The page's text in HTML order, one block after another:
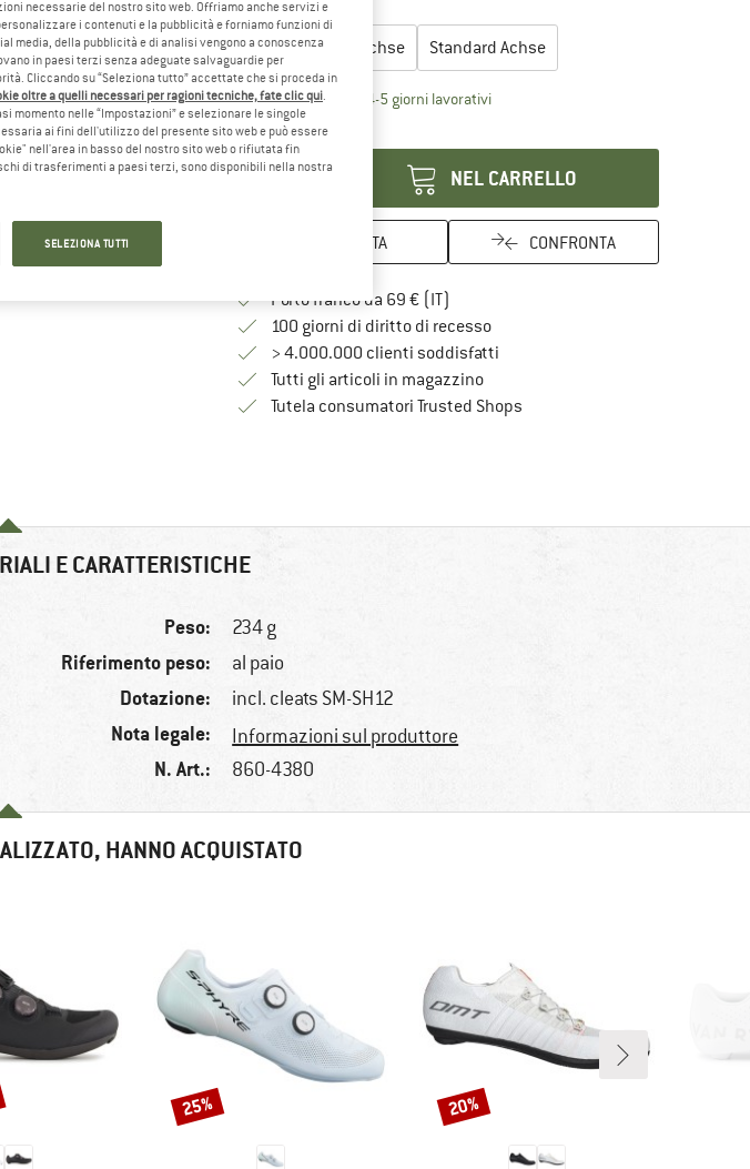
Scegli la taglia:
4 mm Längere Achse Standard Achse
Tempi di consegna: 4-5 giorni lavorativiIl link si apre in una casella
Quantità:
NEL CARRELLO
ANNOTA CONFRONTA
Porto franco da 69 € (IT)
100 giorni di diritto di recessoVai alla politica di recesso qui Si
> 4.000.000 clienti soddisfatti
Tutti gli articoli in magazzino
Tutela consumatori Trusted ShopsTrovi tutte le informazioni qui!
E CARATTERISTICHE
Peso: 234 g
Riferimento peso: al paio
Dotazione: incl. cleats SM-SH12
Nota legale: Informazioni sul produttore
N. Art.: 860-4380
HANNO ACQUISTATO
Sconto
25% Sconto
20%
necessarie del nostro sito web. Offriamo anche servizi e
i contenuti e la pubblicità e forniamo funzioni di
media, della pubblicità e di analisi vengono a conoscenza
in paesi terzi senza adeguate salvaguardie per
Cliccando su “Seleziona tutto” accettate che si proceda in
oltre a quelli necessari per ragioni tecniche, fate clic qui.
momento nelle “Impostazioni” e selezionare le singole
ai fini dell'utilizzo del presente sito web e può essere
nell'area in basso del nostro sito web o rifiutata fin
di trasferimenti a paesi terzi, sono disponibili nella nostra
SELEZIONA TUTTI